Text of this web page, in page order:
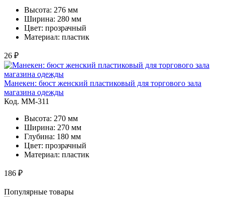
Высота: 276 мм
Ширина: 280 мм
Цвет: прозрачный
Материал: пластик
26 ₽
Манекен: бюст женский пластиковый для торгового зала
магазина одежды
Код. MМ-311
Высота: 270 мм
Ширина: 270 мм
Глубина: 180 мм
Цвет: прозрачный
Материал: пластик
186 ₽
Популярные товары